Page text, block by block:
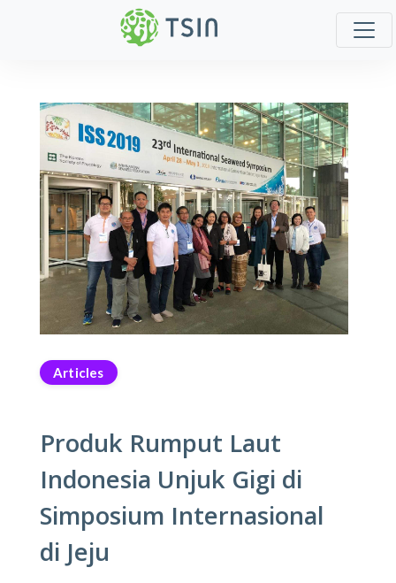
Articles
Produk Rumput Laut
Indonesia Unjuk Gigi di
Simposium Internasional
di Jeju